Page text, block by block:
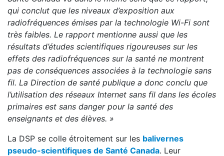
qui conclut que les niveaux d’exposition aux
radiofréquences émises par la technologie Wi-Fi sont
très faibles. Le rapport mentionne aussi que les
résultats d’études scientifiques rigoureuses sur les
effets des radiofréquences sur la santé ne montrent
pas de conséquences associées à la technologie sans
fil. La Direction de santé publique a donc conclu que
l’utilisation des réseaux Internet sans fil dans les écoles
primaires est sans danger pour la santé des
enseignants et des élèves. »
La DSP se colle étroitement sur les balivernes
pseudo-scientifiques de Santé Canada. Leur